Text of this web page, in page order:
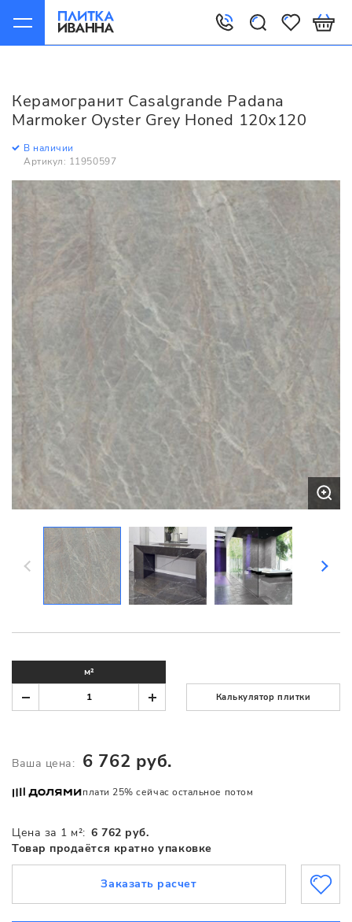
Casalgrande Padana Marmoker Oyster Grey Honed 120x120
Керамогранит Casalgrande Padana
Marmoker Oyster Grey Honed 120x120
В наличии
Артикул: 11950597
Цена за 1 м²: 6 762 руб.
Товар продаётся кратно упаковке
м²
Калькулятор плитки
Ваша цена: 6 762 руб.
плати 25% сейчас остальное потом
Заказать расчет